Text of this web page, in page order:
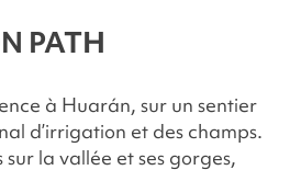
PATH
à Huarán, sur un sentier
d’irrigation et des champs.
sur la vallée et ses gorges,